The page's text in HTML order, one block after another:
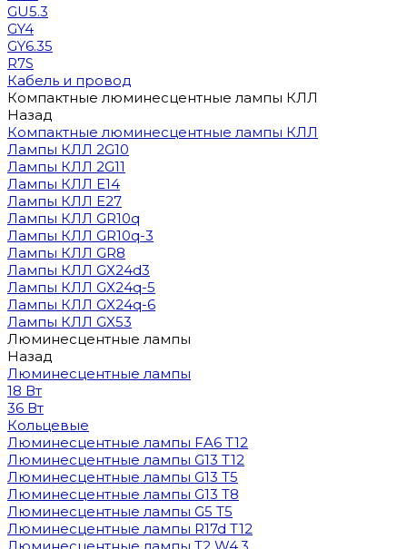
GU5.3
GY4
GY6.35
R7S
Кабель и провод
Компактные люминесцентные лампы КЛЛ
Назад
Компактные люминесцентные лампы КЛЛ
Лампы КЛЛ 2G10
Лампы КЛЛ 2G11
Лампы КЛЛ E14
Лампы КЛЛ E27
Лампы КЛЛ GR10q
Лампы КЛЛ GR10q-3
Лампы КЛЛ GR8
Лампы КЛЛ GX24d3
Лампы КЛЛ GX24q-5
Лампы КЛЛ GX24q-6
Лампы КЛЛ GX53
Люминесцентные лампы
Назад
Люминесцентные лампы
18 Вт
36 Вт
Кольцевые
Люминесцентные лампы FA6 T12
Люминесцентные лампы G13 T12
Люминесцентные лампы G13 T5
Люминесцентные лампы G13 T8
Люминесцентные лампы G5 T5
Люминесцентные лампы R17d T12